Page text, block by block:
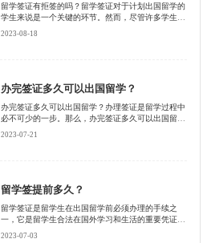
留学签证有拒签的吗？留学签证对于计划出国留学的
学生来说是一个关键的环节。然而，尽管许多学生都
2023-08-18
办完签证多久可以出国留学？
办完签证多久可以出国留学？办理签证是留学过程中
必不可少的一步。那么，办完签证多久可以出国留学
2023-07-21
留学签提前多久？
留学签证是留学生在出国留学前必须办理的手续之
一，它是留学生合法在国外学习和生活的重要凭证。
2023-07-03